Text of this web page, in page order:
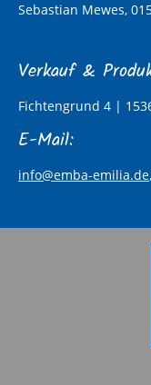
Sebastian Mewes,
Verkauf &
Fichtengrund 4 |
E-Mail:
info@emba-emilia.de,